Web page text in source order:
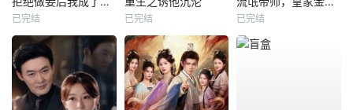
已完结 已完结 已完结